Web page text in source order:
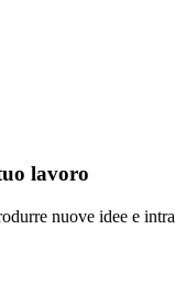
lavoro
nuove idee e